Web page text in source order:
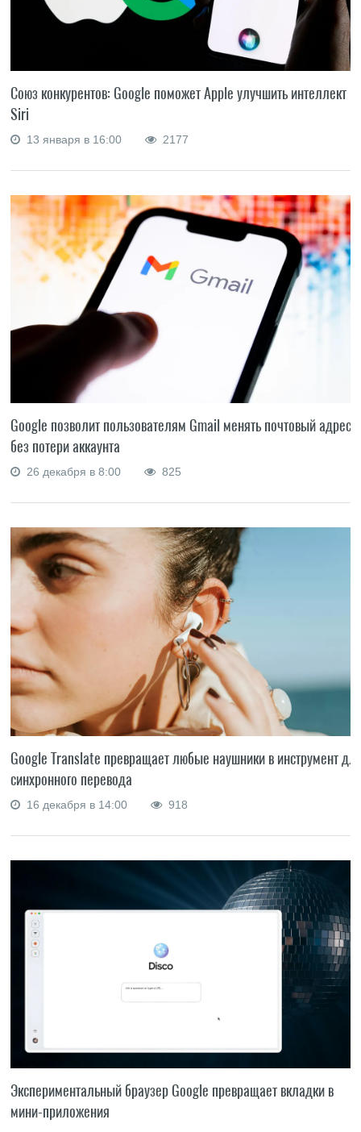
Союз конкурентов: Google поможет Apple улучшить интеллект
Siri
13 января в 16:00 2177
Google позволит пользователям Gmail менять почтовый адрес
без потери аккаунта
26 декабря в 8:00 825
Google Translate превращает любые наушники в инструмент
синхронного перевода
16 декабря в 14:00 918
Экспериментальный браузер Google превращает вкладки в
мини-приложения